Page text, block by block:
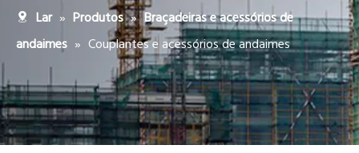
Lar » Produtos » Braçadeiras e acessórios de
andaimes » Couplantes e acessórios de andaimes